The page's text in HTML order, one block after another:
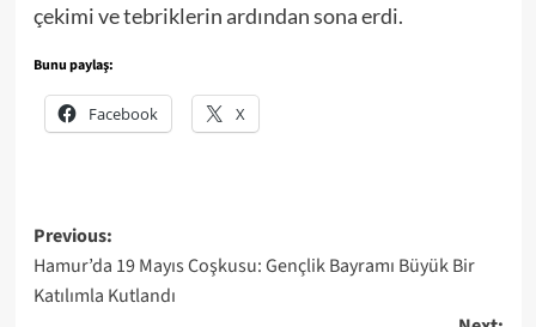
çekimi ve tebriklerin ardından sona erdi.
Bunu paylaş:
Facebook X
Post
navigation
Previous:
Hamur’da 19 Mayıs Coşkusu: Gençlik Bayramı Büyük Bir
Katılımla Kutlandı